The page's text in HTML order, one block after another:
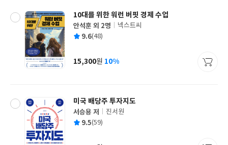
10대를 위한 워런 버핏 경제 수업
글
쓴
안석훈 외 2명
출
사
넥스트씨
평 9.6(48)
가
15,300원 10%
미국 배당주 투자지도
글
쓴
서승용 저
출
진서원
평 9.5(59)